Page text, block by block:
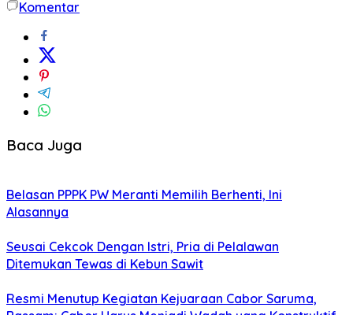
Komentar
Baca Juga
Belasan PPPK PW Meranti Memilih Berhenti, Ini
Alasannya
Seusai Cekcok Dengan Istri, Pria di Pelalawan
Ditemukan Tewas di Kebun Sawit
Resmi Menutup Kegiatan Kejuaraan Cabor Saruma,